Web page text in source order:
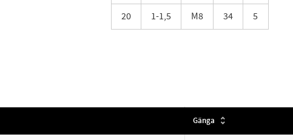
20 1-1,5 M8 34 5
Gänga